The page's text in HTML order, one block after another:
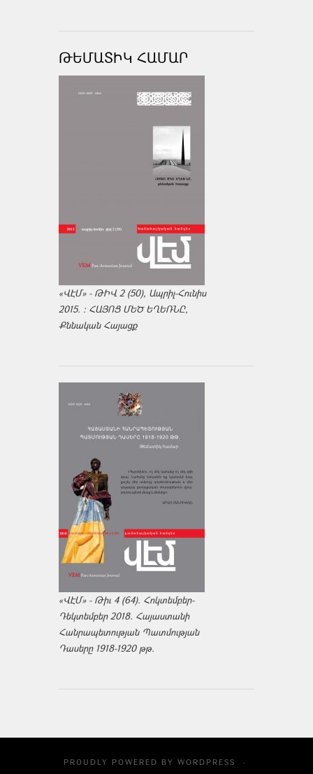
ԹԵՄԱՏԻԿ ՀԱՄԱՐ
«ՎԷՄ» - ԹԻՎ 2 (50), Ապրիլ-Հունիս
2015. : ՀԱՅՈՑ ՄԵԾ ԵՂԵՌՆԸ,
Քննական Հայացք
«ՎԷՄ» - Թիւ 4 (64). Հոկտեմբեր-
Դեկտեմբեր 2018. Հայաստանի
Հանրապետության Պատմության
Դասերը 1918-1920 թթ.
PROUDLY POWERED BY WORDPRESS
·